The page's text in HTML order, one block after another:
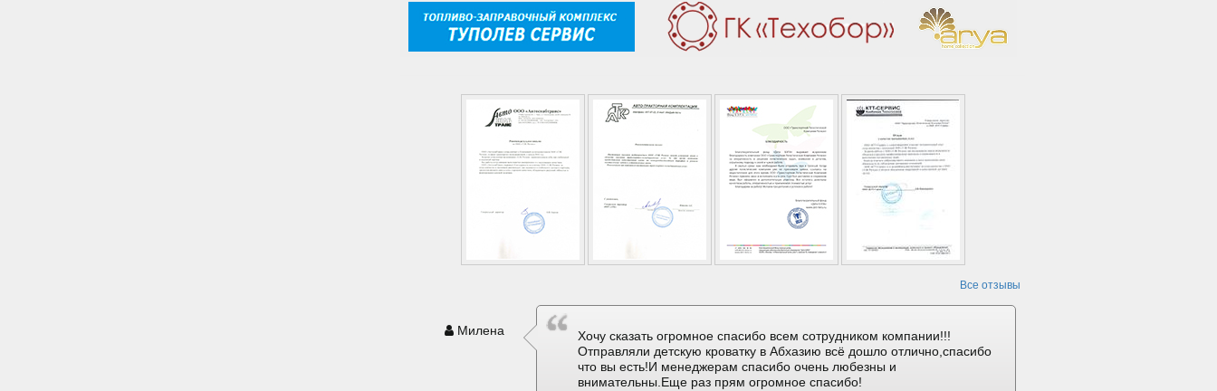
Все отзывы
Милена
Хочу сказать огромное спасибо всем сотрудником компании!!!
Отправляли детскую кроватку в Абхазию всё дошло отлично,спасибо
что вы есть!И менеджерам спасибо очень любезны и
внимательны.Еще раз прям огромное спасибо!